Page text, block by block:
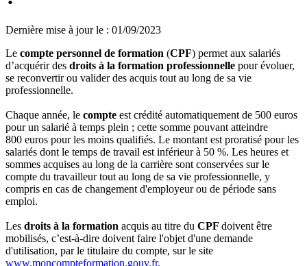
Dernière mise à jour le : 01/09/2023
Le compte personnel de formation (CPF) permet aux salariés
d’acquérir des droits à la formation professionnelle pour évoluer,
se reconvertir ou valider des acquis tout au long de sa vie
professionnelle.
Chaque année, le compte est crédité automatiquement de 500 euros
pour un salarié à temps plein ; cette somme pouvant atteindre
800 euros pour les moins qualifiés. Le montant est proratisé pour les
salariés dont le temps de travail est inférieur à 50 %. Les heures et
sommes acquises au long de la carrière sont conservées sur le
compte du travailleur tout au long de sa vie professionnelle, y
compris en cas de changement d'employeur ou de période sans
emploi.
Les droits à la formation acquis au titre du CPF doivent être
mobilisés, c’est-à-dire doivent faire l'objet d'une demande
d'utilisation, par le titulaire du compte, sur le site
www.moncompteformation.gouv.fr.